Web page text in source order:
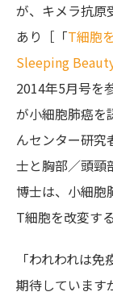
が、キメラ抗原
あり［「T細胞
Sleeping
2014年5月号を
が小細胞肺癌を
んセンター研
士と胸部／頭頸
博士は、小細胞
T細胞を改変す
「われわれは
期待しています